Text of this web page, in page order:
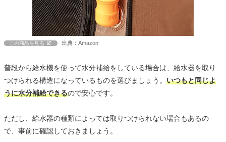
この商品を見る 出典：Amazon
普段から給水機を使って水分補給をしている場合は、給水器を取り
つけられる構造になっているものを選びましょう。 いつもと同じよ
うに水分補給できるので安心です。
ただし、給水器の種類によっては取りつけられない場合もあるの
で、事前に確認しておきましょう。